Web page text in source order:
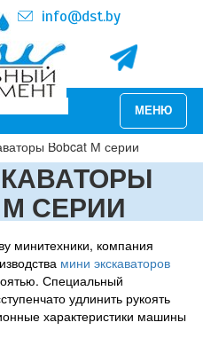
info@dst.by
Меню
МЕНЮ
Bobcat М серии
М СЕРИИ
минитехники, компания
мини экскаваторов
Специальный
удлинить рукоять
характеристики машины